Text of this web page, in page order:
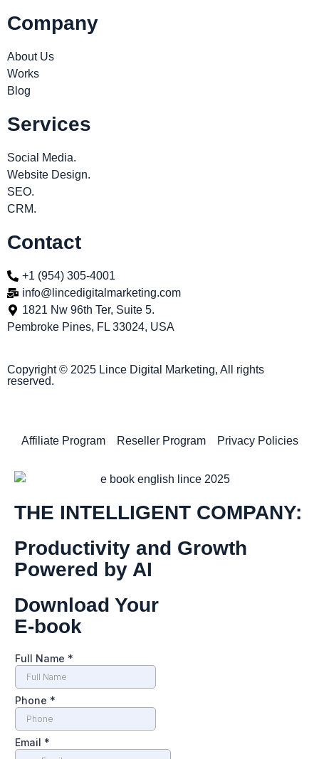
Company
About Us
Works
Blog
Services
Social Media.
Website Design.
SEO.
CRM.
Contact
+1 (954) 305-4001
info@lincedigitalmarketing.com
1821 Nw 96th Ter, Suite 5.
Pembroke Pines, FL 33024, USA
Copyright © 2025 Lince Digital Marketing, All rights
reserved.
Affiliate Program Reseller Program Privacy Policies
THE INTELLIGENT COMPANY:
Productivity and Growth
Powered by AI
Download Your
E-book